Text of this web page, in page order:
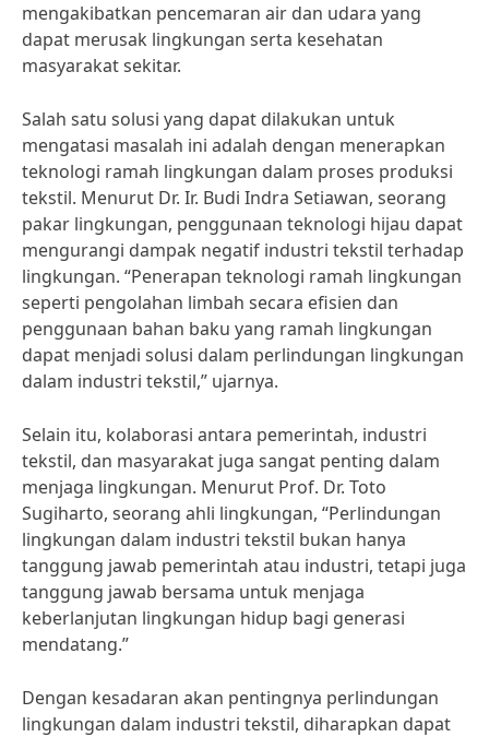
mengakibatkan pencemaran air dan udara yang
dapat merusak lingkungan serta kesehatan
masyarakat sekitar.
Salah satu solusi yang dapat dilakukan untuk
mengatasi masalah ini adalah dengan menerapkan
teknologi ramah lingkungan dalam proses produksi
tekstil. Menurut Dr. Ir. Budi Indra Setiawan, seorang
pakar lingkungan, penggunaan teknologi hijau dapat
mengurangi dampak negatif industri tekstil terhadap
lingkungan. “Penerapan teknologi ramah lingkungan
seperti pengolahan limbah secara efisien dan
penggunaan bahan baku yang ramah lingkungan
dapat menjadi solusi dalam perlindungan lingkungan
dalam industri tekstil,” ujarnya.
Selain itu, kolaborasi antara pemerintah, industri
tekstil, dan masyarakat juga sangat penting dalam
menjaga lingkungan. Menurut Prof. Dr. Toto
Sugiharto, seorang ahli lingkungan, “Perlindungan
lingkungan dalam industri tekstil bukan hanya
tanggung jawab pemerintah atau industri, tetapi juga
tanggung jawab bersama untuk menjaga
keberlanjutan lingkungan hidup bagi generasi
mendatang.”
Dengan kesadaran akan pentingnya perlindungan
lingkungan dalam industri tekstil, diharapkan dapat